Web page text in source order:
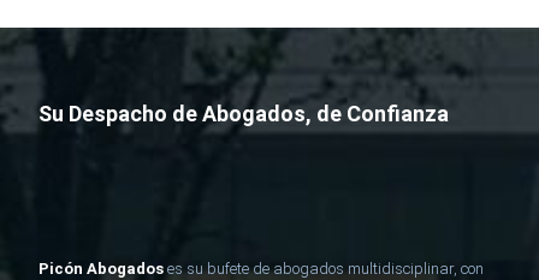
Su Despacho de Abogados, de Confianza
Picón Abogados es su bufete de abogados multidisciplinar, con